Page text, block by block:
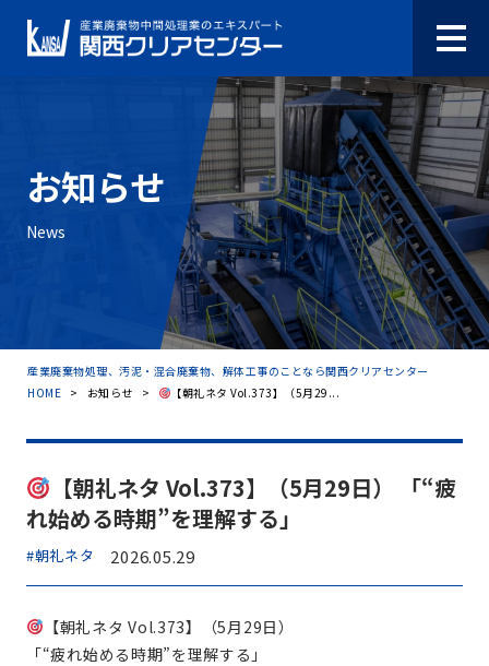
お知らせ
News
産業廃棄物処理、汚泥・混合廃棄物、解体工事のことなら関西クリアセンター
HOME > お知らせ > 【朝礼ネタ Vol.373】（5月29...
【朝礼ネタ Vol.373】（5月29日） 「“疲
れ始める時期”を理解する」
#朝礼ネタ 2026.05.29
【朝礼ネタ Vol.373】（5月29日）
「“疲れ始める時期”を理解する」